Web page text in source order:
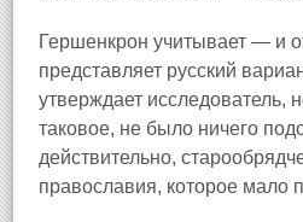
Гершенкрон учитывает — и
представляет русский
утверждает исследователь,
таковое, не было ничего
действительно,
православия, которое мало